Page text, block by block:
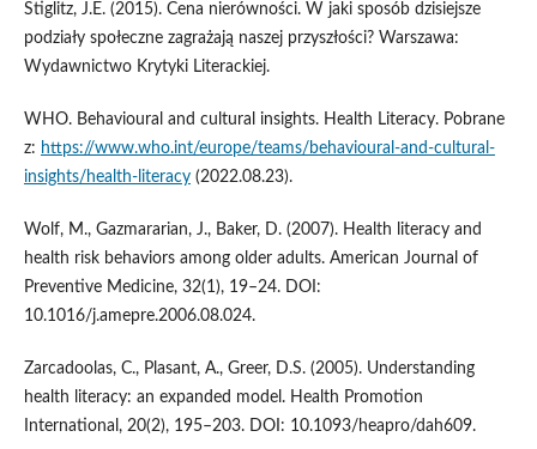
Stiglitz, J.E. (2015). Cena nierówności. W jaki sposób dzisiejsze
podziały społeczne zagrażają naszej przyszłości? Warszawa:
Wydawnictwo Krytyki Literackiej.
WHO. Behavioural and cultural insights. Health Literacy. Pobrane
z: https://www.who.int/europe/teams/behavioural-and-cultural-
insights/health-literacy(2022.08.23).
Wolf, M., Gazmararian, J., Baker, D. (2007). Health literacy and
health risk behaviors among older adults. American Journal of
Preventive Medicine, 32(1), 19–24. DOI:
10.1016/j.amepre.2006.08.024.
Zarcadoolas, C., Plasant, A., Greer, D.S. (2005). Understanding
health literacy: an expanded model. Health Promotion
International, 20(2), 195–203. DOI: 10.1093/heapro/dah609.